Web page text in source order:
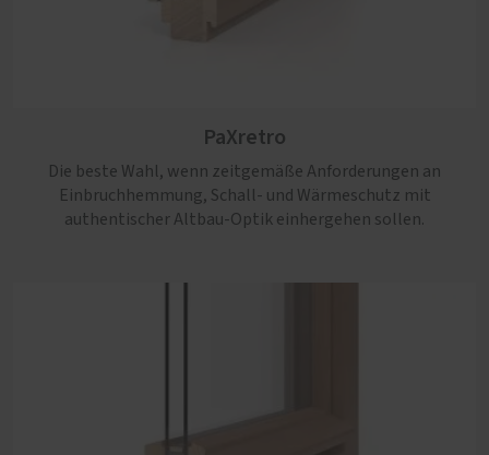
PaXretro
Die beste Wahl, wenn zeitgemäße Anforderungen an
Einbruchhemmung, Schall- und Wärmeschutz mit
authentischer Altbau-Optik einhergehen sollen.
Nicht nur die klassische Anmutung überzeugt bei diesem
Profil. Auch die große Bandbreite der möglichen
Ausstattungen ist einzigartig.